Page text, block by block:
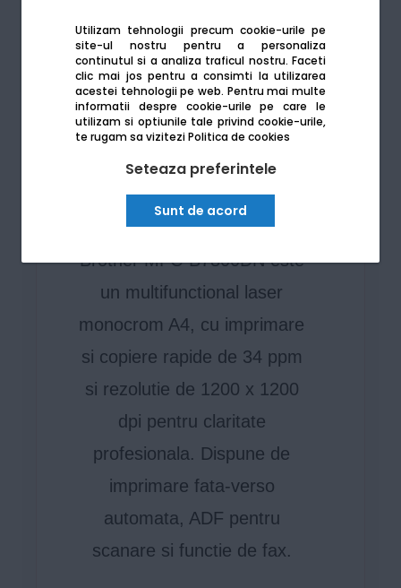
Utilizam tehnologii precum cookie-urile pe
site-ul nostru pentru a personaliza
continutul si a analiza traficul nostru. Faceti
clic mai jos pentru a consimti la utilizarea
acestei tehnologii pe web. Pentru mai multe
informatii despre cookie-urile pe care le
utilizam si optiunile tale privind cookie-urile,
te rugam sa viziteziPolitica de cookies
Seteaza preferintele
Sunt de acord
Brother MFC-B7800DN
monocrom A4
Brother MFC-B7800DN este
un multifunctional laser
monocrom A4, cu imprimare
si copiere rapide de 34 ppm
si rezolutie de 1200 x 1200
dpi pentru claritate
profesionala. Dispune de
imprimare fata-verso
automata, ADF pentru
scanare si functie de fax.